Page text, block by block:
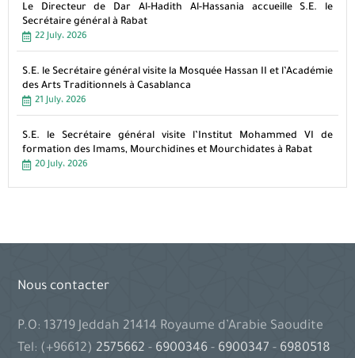
Le Directeur de Dar Al-Hadith Al-Hassania accueille S.E. le
Secrétaire général à Rabat
22 July، 2026
S.E. le Secrétaire général visite la Mosquée Hassan II et l’Académie
des Arts Traditionnels à Casablanca
21 July، 2026
S.E. le Secrétaire général visite l’Institut Mohammed VI de
formation des Imams, Mourchidines et Mourchidates à Rabat
20 July، 2026
Nous contacter
P.O: 13719 Jeddah 21414 Royaume d’Arabie Saoudite
Tel: (+96612) 2575662- 6900346- 6900347- 6980518